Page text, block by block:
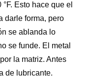
Esto hace que el
darle forma, pero
se ablanda lo
se funde. El metal
la matriz. Antes
de lubricante.